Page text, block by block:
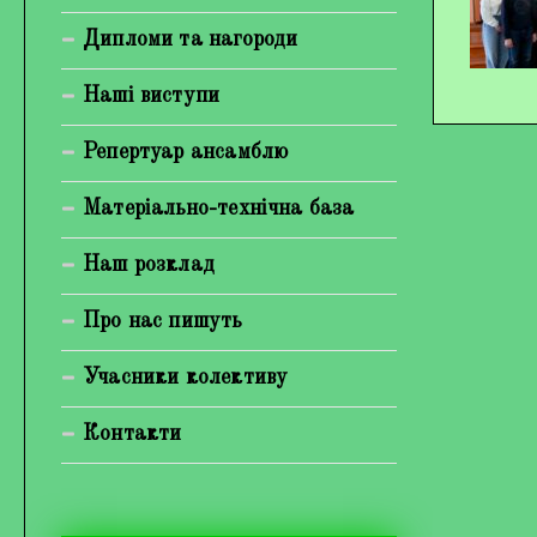
Богуненко Денис Олександрович
Гірієнко Ірина Михайлівна
Відеогалерея
Фотогалерея
Дипломи та нагороди
Наші виступи
Репертуар ансамблю
Матеріально-технічна база
Наш розклад
Про нас пишуть
Учасники колективу
Контакти